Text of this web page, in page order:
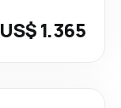
US$ 1.365